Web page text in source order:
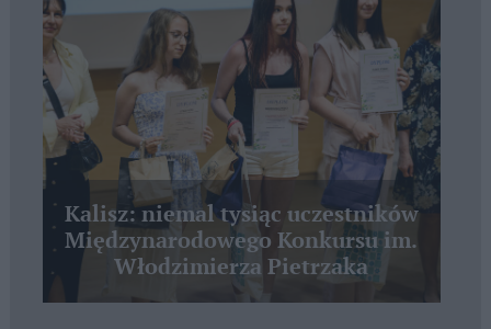
Kalisz: niemal tysiąc uczestników
Międzynarodowego Konkursu im.
Włodzimierza Pietrzaka